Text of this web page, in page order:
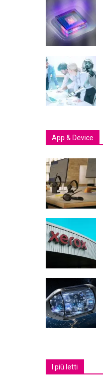
App & Device
I più letti